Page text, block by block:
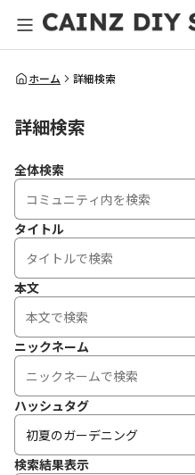
全体検索
ホーム 詳細検索
詳細検索
全体検索
タイトル
本文
ニックネーム
ハッシュタグ
検索結果表示